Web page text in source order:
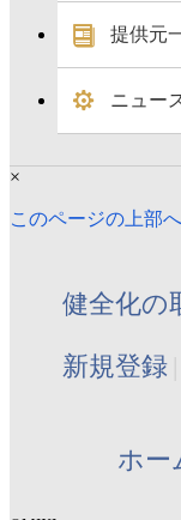
提供元
ニュー
×
このページの上部へ
健全化の
新規登録
ホー